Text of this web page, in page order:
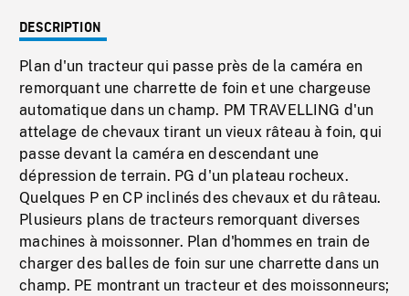
DESCRIPTION
Plan d'un tracteur qui passe près de la caméra en
remorquant une charrette de foin et une chargeuse
automatique dans un champ. PM TRAVELLING d'un
attelage de chevaux tirant un vieux râteau à foin, qui
passe devant la caméra en descendant une
dépression de terrain. PG d'un plateau rocheux.
Quelques P en CP inclinés des chevaux et du râteau.
Plusieurs plans de tracteurs remorquant diverses
machines à moissonner. Plan d'hommes en train de
charger des balles de foin sur une charrette dans un
champ. PE montrant un tracteur et des moissonneurs;